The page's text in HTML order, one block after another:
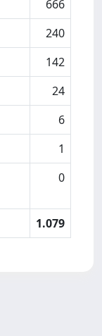
666
240
142
24
6
1
0
1.079